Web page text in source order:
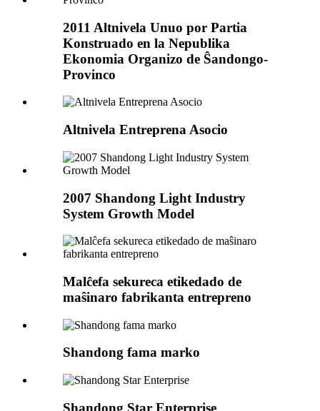
2011 Altnivela Unuo por Partia
Konstruado en la Nepublika
Ekonomia Organizo de Ŝandongo-
Provinco
Altnivela Entreprena Asocio
2007 Shandong Light Industry
System Growth Model
Malĉefa sekureca etikedado de
maŝinaro fabrikanta entrepreno
Shandong fama marko
Shandong Star Enterprise